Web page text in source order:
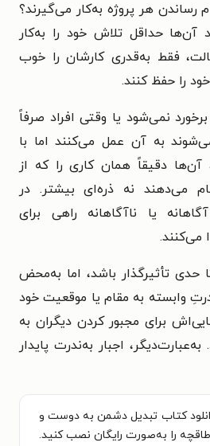
رساندن هر پروژه به‌کار می‌گیرند؟
آن‌ها حداقل تلاش خود را به‌کار
فقط به‌قدری کارشان را خوب
را حفظ کنند.
نمی‌شود یا وقتی افراد صرفاً
به آن عمل می‌کنند اما با
آن‌ها دقیقاً همان کاری را که از
می‌دهند نه ذره‌ای بیشتر. در
یا ناآگاهانه راهی برای
می‌کنند.
حدی تأثیرگذار باشد، اما به‌محض
وابسته به مقام یا موقعیت خود
برای مجبور کردن دیگران به
اجبار به‌ندرت پایدار
کتاب تبدیل دشمن به دوست و
را به‌صورت رایگان نصب کنید.